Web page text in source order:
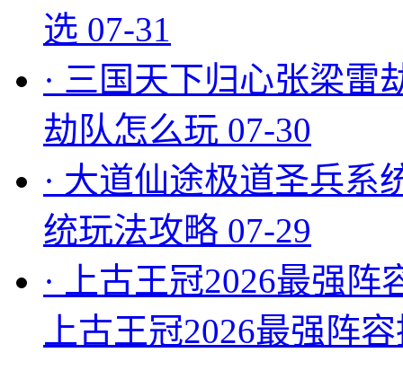
选 07-31
· 三国天下归心张梁雷
劫队怎么玩 07-30
· 大道仙途极道圣兵系
统玩法攻略 07-29
·
上古王冠2026最强
上古王冠2026最强阵